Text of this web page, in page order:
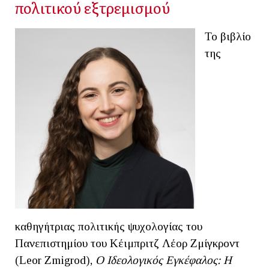
πολιτικού εξτρεμισμού
Το βιβλίο
της
καθηγήτριας πολιτικής ψυχολογίας του
Πανεπιστημίου του Κέιμπριτζ Λέορ Ζμίγκροντ
(Leor Zmigrod), Ο Ιδεολογικός Εγκέφαλος: Η